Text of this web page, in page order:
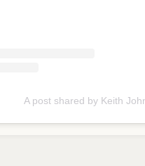
A post shared by Keith